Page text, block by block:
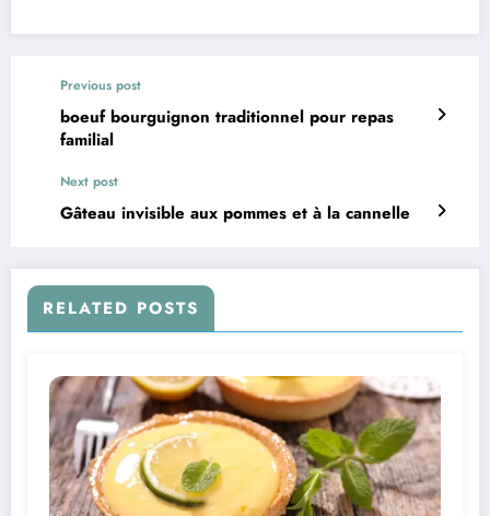
Previous post
boeuf bourguignon traditionnel pour repas
familial
Next post
Gâteau invisible aux pommes et à la cannelle
RELATED POSTS